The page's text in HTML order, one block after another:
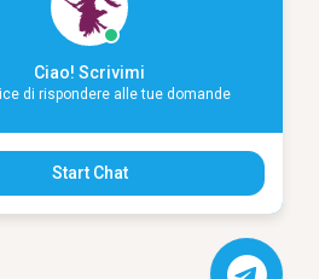
Ciao! Scrivimi
di rispondere alle tue domande
Start Chat